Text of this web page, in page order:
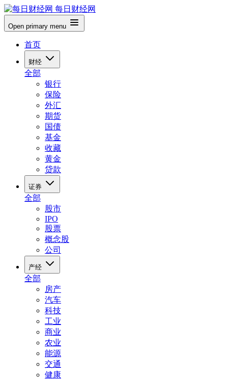
每日财经网
Open primary menu
首页
财经
全部
银行
保险
外汇
期货
国债
基金
收藏
黄金
贷款
证券
全部
股市
IPO
股票
概念股
公司
产经
全部
房产
汽车
科技
工业
商业
农业
能源
交通
健康